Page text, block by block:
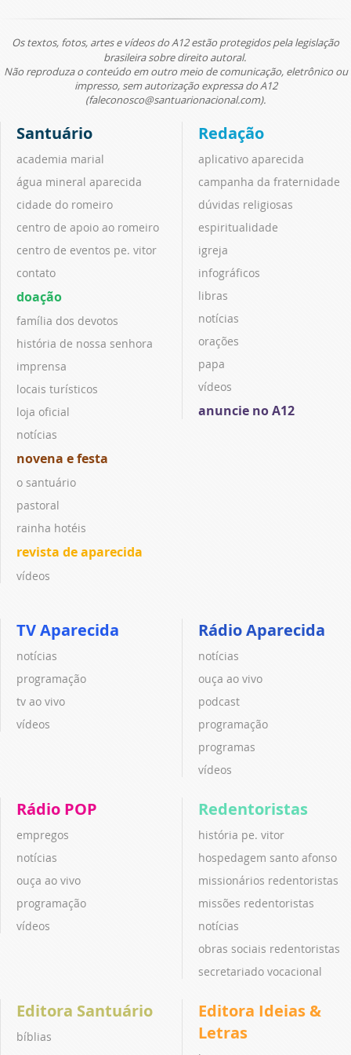
Os textos, fotos, artes e vídeos do A12 estão protegidos pela legislação
brasileira sobre direito autoral.
Não reproduza o conteúdo em outro meio de comunicação, eletrônico ou
impresso, sem autorização expressa do A12
(faleconosco@santuarionacional.com).
Santuário
academia marial
água mineral aparecida
cidade do romeiro
centro de apoio ao romeiro
centro de eventos pe. vitor
contato
doação
família dos devotos
história de nossa senhora
imprensa
locais turísticos
loja oficial
notícias
novena e festa
o santuário
pastoral
rainha hotéis
revista de aparecida
vídeos
Redação
aplicativo aparecida
campanha da fraternidade
dúvidas religiosas
espiritualidade
igreja
infográficos
libras
notícias
orações
papa
vídeos
anuncie no A12
TV Aparecida
notícias
programação
tv ao vivo
vídeos
Rádio Aparecida
notícias
ouça ao vivo
podcast
programação
programas
vídeos
Rádio POP
empregos
notícias
ouça ao vivo
programação
vídeos
Redentoristas
história pe. vitor
hospedagem santo afonso
missionários redentoristas
missões redentoristas
notícias
obras sociais redentoristas
secretariado vocacional
Editora Santuário
bíblias
Editora Ideias &
Letras